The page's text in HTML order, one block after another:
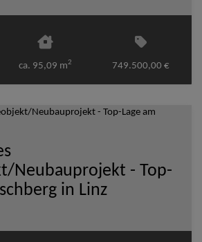
ca. 95,09 m2 749.500,00 €
Neubauprojekt - Top-
in Linz